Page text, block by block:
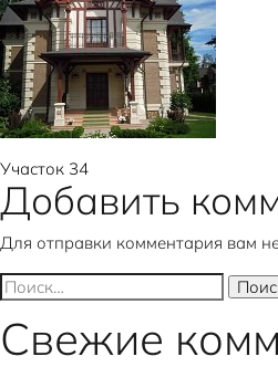
Навигация
по
записям
Участок 34
Добавить
Для отправки комментария вам
Найти:
Свежие